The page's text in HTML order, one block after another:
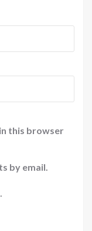
this browser
by email.